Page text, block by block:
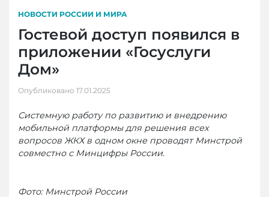
НОВОСТИ РОССИИ И МИРА
Гостевой доступ появился в
приложении «Госуслуги
Дом»
Опубликовано 17.01.2025
Системную работу по развитию и внедрению
мобильной платформы для решения всех
вопросов ЖКХ в одном окне проводят Минстрой
совместно с Минцифры России.
Фото: Минстрой России